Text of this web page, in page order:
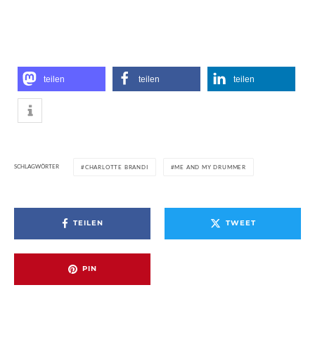
teilen teilen teilen
SCHLAGWÖRTER CHARLOTTE BRANDI ME AND MY DRUMMER
TEILEN TWEET
PIN